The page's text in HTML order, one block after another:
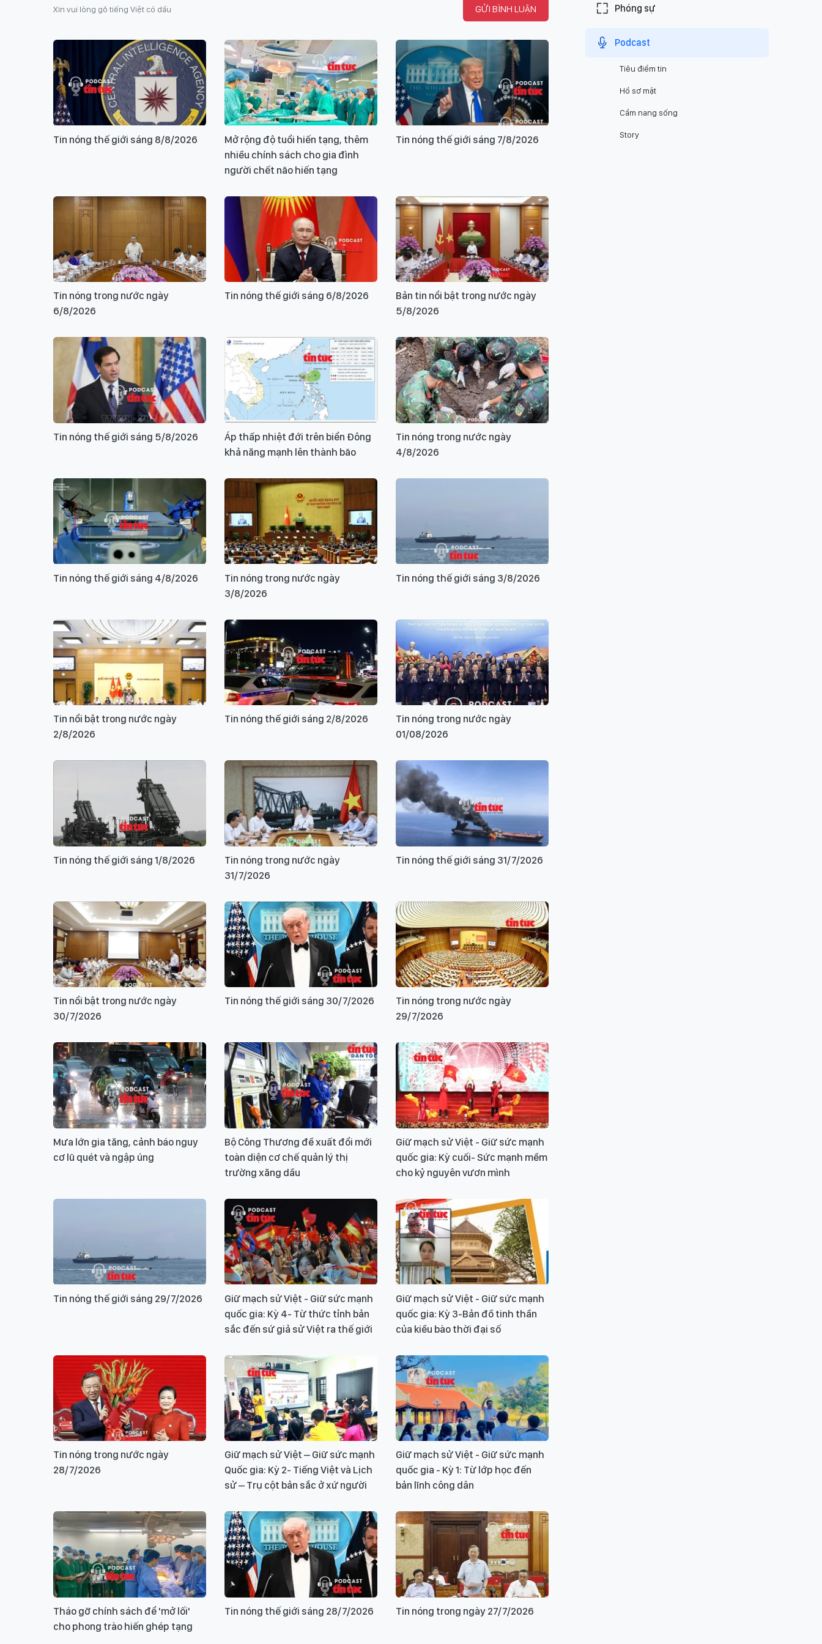
Xin vui lòng gõ tiếng Việt có dấu GỬI BÌNH LUẬN
Tin nóng thế giới sáng 8/8/2026
Mở rộng độ tuổi hiến tạng, thêm
nhiều chính sách cho gia đình
người chết não hiến tạng
Tin nóng thế giới sáng 7/8/2026
Tin nóng trong nước ngày
6/8/2026
Tin nóng thế giới sáng 6/8/2026
Bản tin nổi bật trong nước ngày
5/8/2026
Tin nóng thế giới sáng 5/8/2026
Áp thấp nhiệt đới trên biển Đông
khả năng mạnh lên thành bão
Tin nóng trong nước ngày
4/8/2026
Tin nóng thế giới sáng 4/8/2026
Tin nóng trong nước ngày
3/8/2026
Tin nóng thế giới sáng 3/8/2026
Tin nổi bật trong nước ngày
2/8/2026
Tin nóng thế giới sáng 2/8/2026
Tin nóng trong nước ngày
01/08/2026
Tin nóng thế giới sáng 1/8/2026
Tin nóng trong nước ngày
31/7/2026
Tin nóng thế giới sáng 31/7/2026
Tin nổi bật trong nước ngày
30/7/2026
Tin nóng thế giới sáng 30/7/2026
Tin nóng trong nước ngày
29/7/2026
Mưa lớn gia tăng, cảnh báo nguy
cơ lũ quét và ngập úng
Bộ Công Thương đề xuất đổi mới
toàn diện cơ chế quản lý thị
trường xăng dầu
Giữ mạch sử Việt - Giữ sức mạnh
quốc gia: Kỳ cuối- Sức mạnh mềm
cho kỷ nguyên vươn mình
Tin nóng thế giới sáng 29/7/2026
Giữ mạch sử Việt - Giữ sức mạnh
quốc gia: Kỳ 4- Từ thức tỉnh bản
sắc đến sứ giả sử Việt ra thế giới
Giữ mạch sử Việt - Giữ sức mạnh
quốc gia: Kỳ 3-Bản đồ tinh thần
của kiều bào thời đại số
Tin nóng trong nước ngày
28/7/2026
Giữ mạch sử Việt – Giữ sức mạnh
Quốc gia: Kỳ 2- Tiếng Việt và Lịch
sử – Trụ cột bản sắc ở xứ người
Giữ mạch sử Việt - Giữ sức mạnh
quốc gia - Kỳ 1: Từ lớp học đến
bản lĩnh công dân
Tháo gỡ chính sách để 'mở lối'
cho phong trào hiến ghép tạng
Tin nóng thế giới sáng 28/7/2026 Tin nóng trong ngày 27/7/2026
Phóng sự
Podcast
Tiêu điểm tin
Hồ sơ mật
Cẩm nang sống
Story